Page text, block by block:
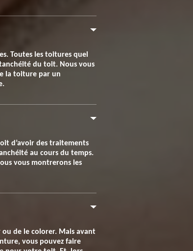
Toutes les toitures quel
du toit. Nous vous
la toiture par un
d’avoir des traitements
au cours du temps.
vous montrerons les
de le colorer. Mais avant
vous pouvez faire